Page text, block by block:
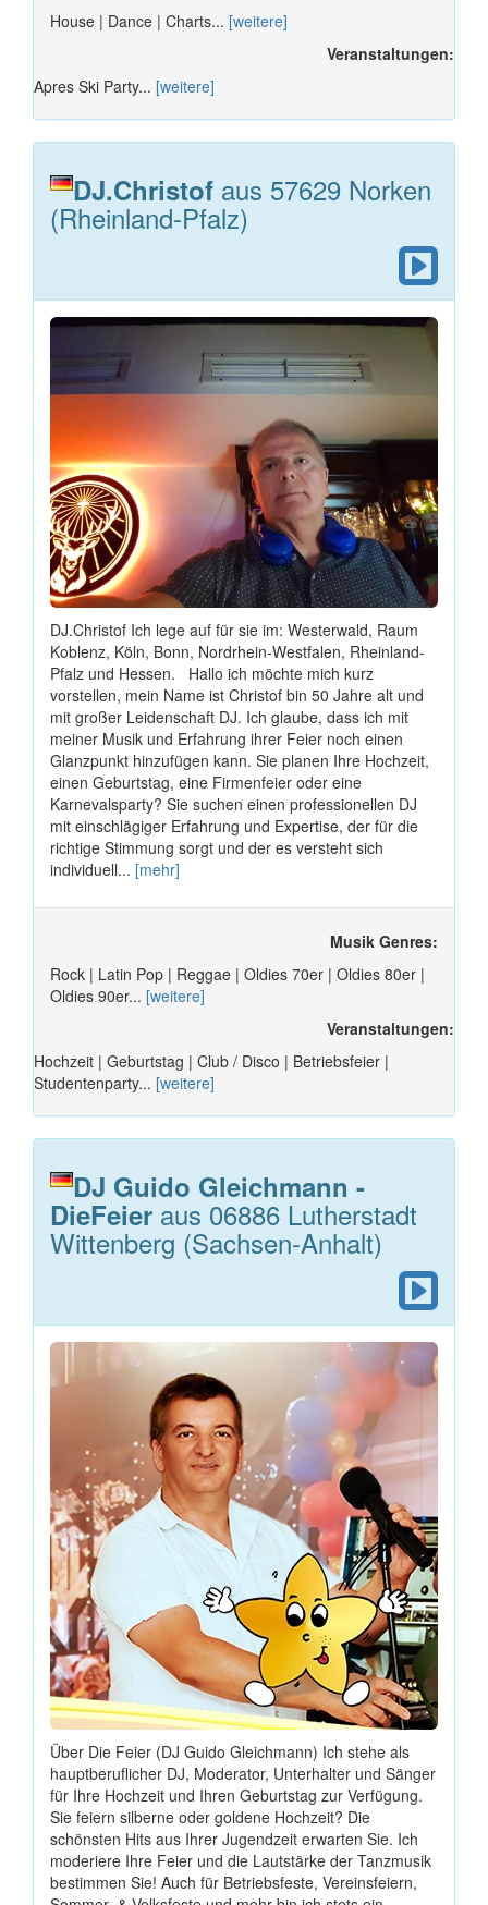
House | Dance | Charts... [weitere]
Veranstaltungen:
Apres Ski Party... [weitere]
DJ.Christof aus 57629 Norken
(Rheinland-Pfalz)
DJ.Christof Ich lege auf für sie im: Westerwald, Raum
Koblenz, Köln, Bonn, Nordrhein-Westfalen, Rheinland-
Pfalz und Hessen. Hallo ich möchte mich kurz
vorstellen, mein Name ist Christof bin 50 Jahre alt und
mit großer Leidenschaft DJ. Ich glaube, dass ich mit
meiner Musik und Erfahrung ihrer Feier noch einen
Glanzpunkt hinzufügen kann. Sie planen Ihre Hochzeit,
einen Geburtstag, eine Firmenfeier oder eine
Karnevalsparty? Sie suchen einen professionellen DJ
mit einschlägiger Erfahrung und Expertise, der für die
richtige Stimmung sorgt und der es versteht sich
individuell... [mehr]
Musik Genres:
Rock | Latin Pop | Reggae | Oldies 70er | Oldies 80er |
Oldies 90er... [weitere]
Veranstaltungen:
Hochzeit | Geburtstag | Club / Disco | Betriebsfeier |
Studentenparty... [weitere]
DJ Guido Gleichmann -
DieFeier aus 06886 Lutherstadt
Wittenberg (Sachsen-Anhalt)
Über Die Feier (DJ Guido Gleichmann) Ich stehe als
hauptberuflicher DJ, Moderator, Unterhalter und Sänger
für Ihre Hochzeit und Ihren Geburtstag zur Verfügung.
Sie feiern silberne oder goldene Hochzeit? Die
schönsten Hits aus Ihrer Jugendzeit erwarten Sie. Ich
moderiere Ihre Feier und die Lautstärke der Tanzmusik
bestimmen Sie! Auch für Betriebsfeste, Vereinsfeiern,